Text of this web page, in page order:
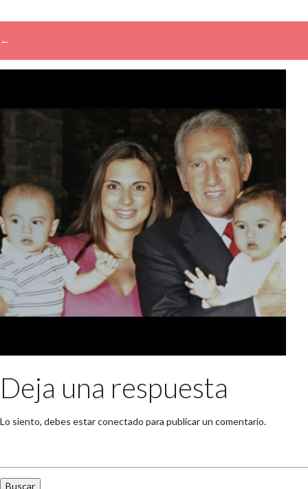
←
Deja una respuesta
Lo siento, debes estarconectado para publicar un comentario.